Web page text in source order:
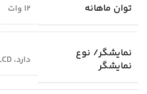
توان ماهانه 12 وات
نمایشگر/ نوع
نمایشگر
دارد، LCD